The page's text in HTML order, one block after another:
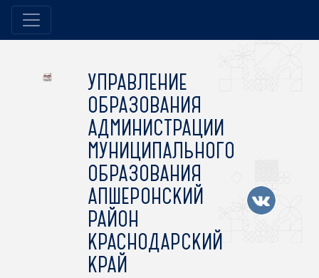
УПРАВЛЕНИЕ
ОБРАЗОВАНИЯ
АДМИНИСТРАЦИИ
МУНИЦИПАЛЬНОГО
ОБРАЗОВАНИЯ
АПШЕРОНСКИЙ
РАЙОН
КРАСНОДАРСКИЙ
КРАЙ